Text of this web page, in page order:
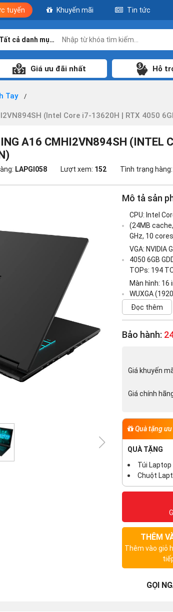
tuyến Khuyến mãi Tin tức
Tất cả danh mục
Giá ưu đãi nhất Hỗ
Tay
(Intel Core i7-13620H | RTX 4050
A16 CMHI2VN894SH (INTEL
LAPGI058 Lượt xem: 152 Tình trạng hàng:
Mô tả sản
CPU: Intel
(24MB
GHz, 10
VGA: NVIDIA
4050 6GB
TOPs: 194
Màn hình: 16
WUXGA
Đọc thêm
Bảo hành:
Giá khuyến
Giá chính
Quà tặng
QUÀ TẶNG
Túi
Chuột
THÊM
Thêm vào giỏ
GỌI